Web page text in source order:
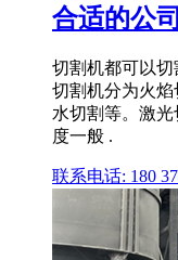
合适的公
切割机都可以切
切割机分为火焰
水切割等。激
度一般 .
联系电话: 180